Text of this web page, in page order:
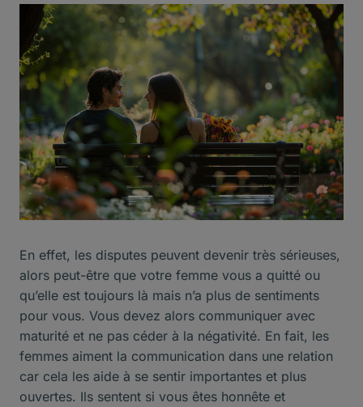
En effet, les disputes peuvent devenir très sérieuses,
alors peut-être que votre femme vous a quitté ou
qu’elle est toujours là mais n’a plus de sentiments
pour vous. Vous devez alors communiquer avec
maturité et ne pas céder à la négativité. En fait, les
femmes aiment la communication dans une relation
car cela les aide à se sentir importantes et plus
ouvertes. Ils sentent si vous êtes honnête et